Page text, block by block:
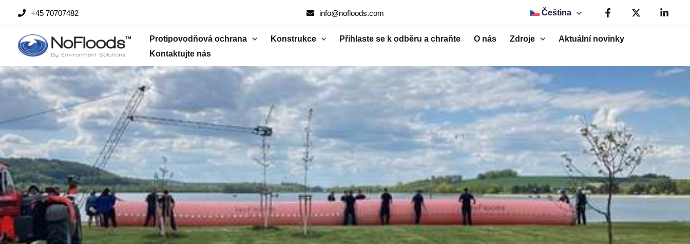
obsah
+45 70707482 info@nofloods.com Čeština
Protipovodňová ochrana Konstrukce Přihlaste se k odběru a chraňte O nás Zdroje
Aktuální novinky
Kontaktujte nás